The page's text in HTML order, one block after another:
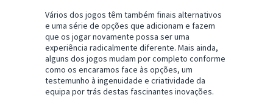
Vários dos jogos têm também finais alternativos
e uma série de opções que adicionam e fazem
que os jogar novamente possa ser uma
experiência radicalmente diferente. Mais ainda,
alguns dos jogos mudam por completo conforme
como os encaramos face às opções, um
testemunho à ingenuidade e criatividade da
equipa por trás destas fascinantes inovações.